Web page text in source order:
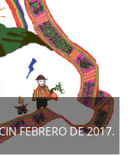
FEBRERO DE 2017.